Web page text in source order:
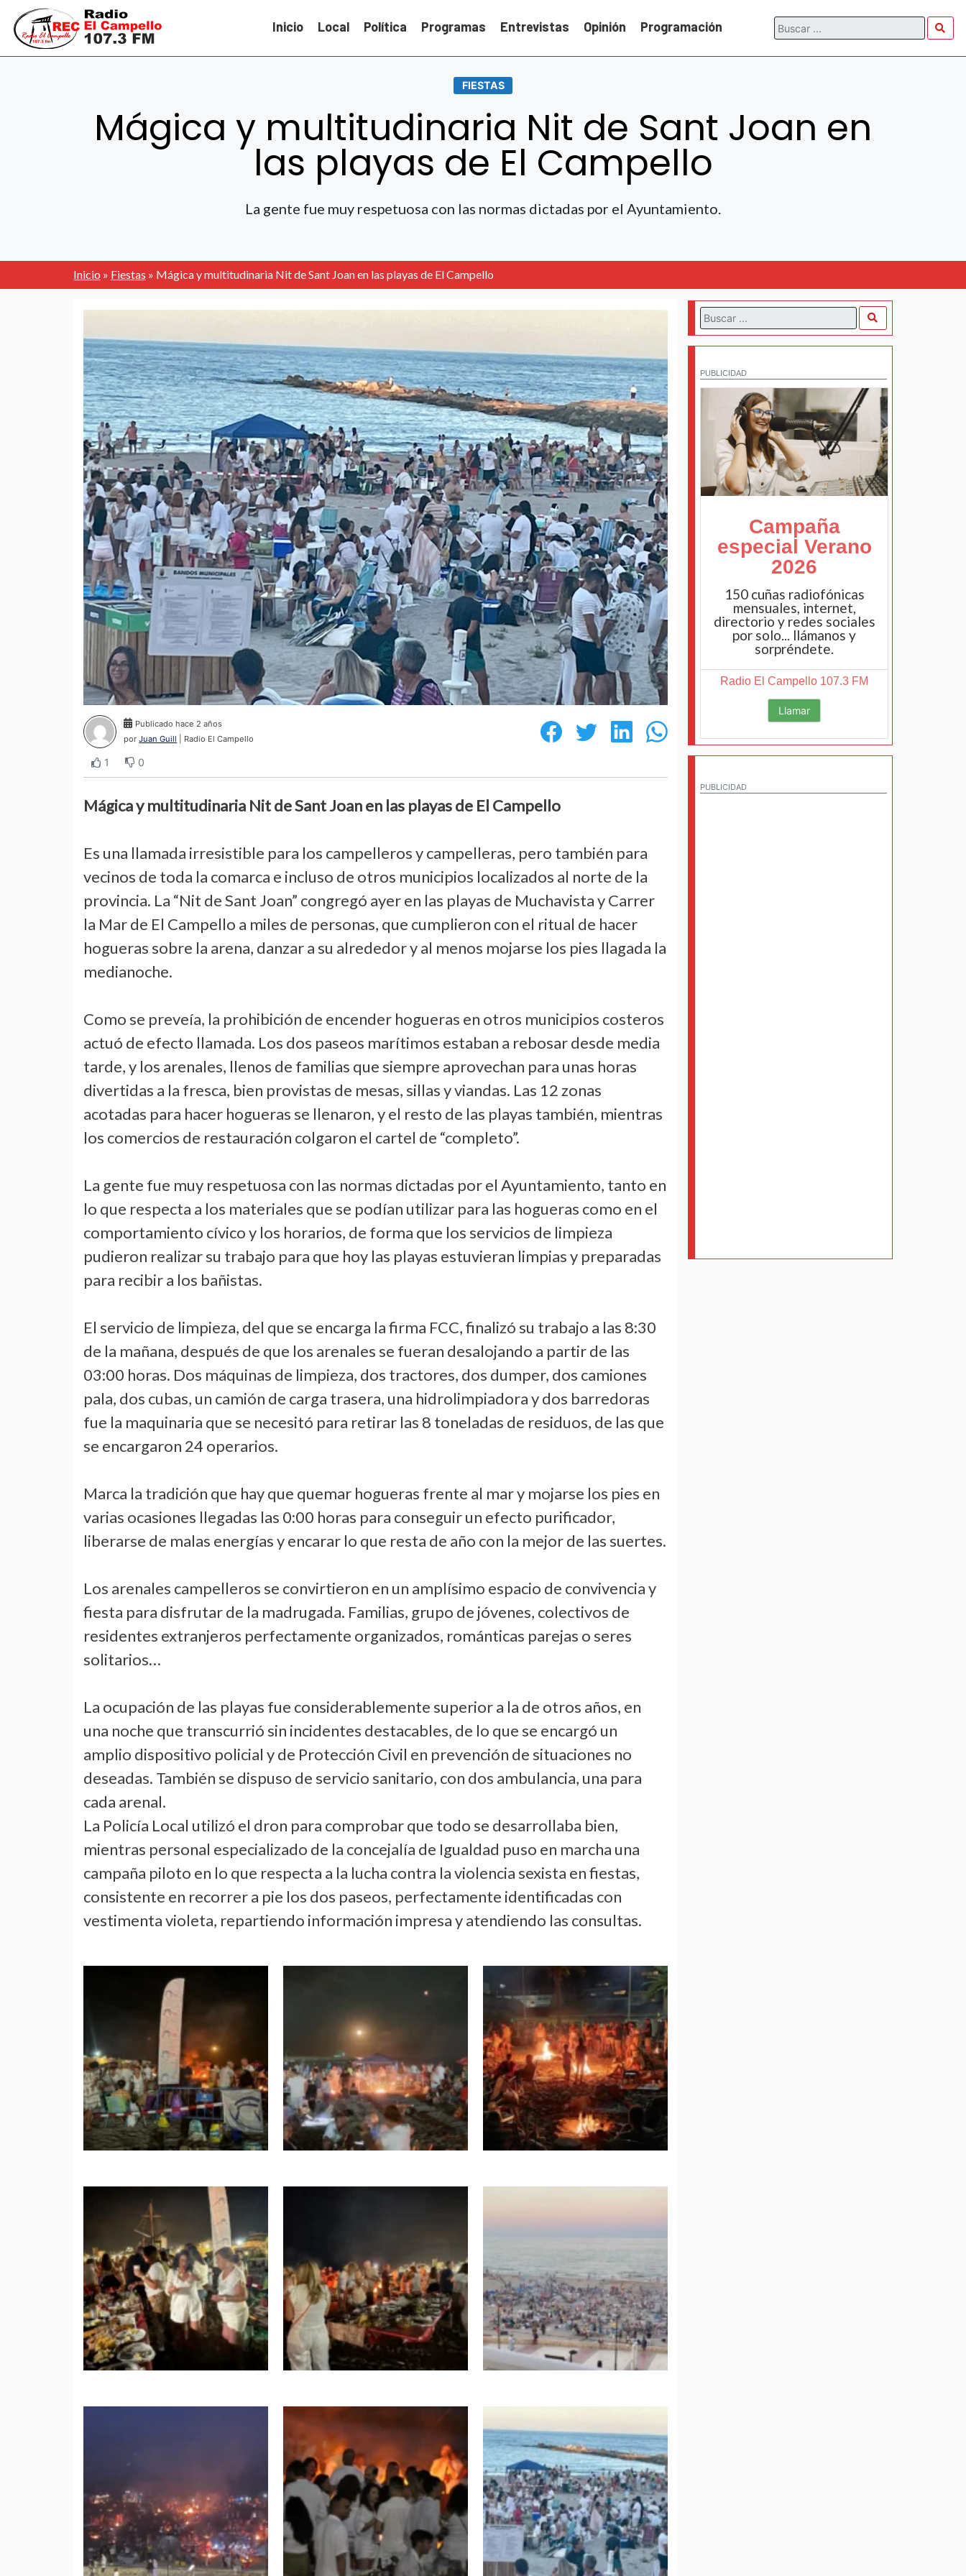
Inicio Local Política Programas Entrevistas Opinión Programación
FIESTAS
Mágica y multitudinaria Nit de Sant Joan en
las playas de El Campello
La gente fue muy respetuosa con las normas dictadas por el Ayuntamiento.
Inicio » Fiestas » Mágica y multitudinaria Nit de Sant Joan en las playas de El Campello
Publicado hace 2 años
porJuan Guill | Radio El Campello
1 0
Mágica y multitudinaria Nit de Sant Joan en las playas de El Campello
Es una llamada irresistible para los campelleros y campelleras, pero también para
vecinos de toda la comarca e incluso de otros municipios localizados al norte de la
provincia. La “Nit de Sant Joan” congregó ayer en las playas de Muchavista y Carrer
la Mar de El Campello a miles de personas, que cumplieron con el ritual de hacer
hogueras sobre la arena, danzar a su alrededor y al menos mojarse los pies llagada la
medianoche.
Como se preveía, la prohibición de encender hogueras en otros municipios costeros
actuó de efecto llamada. Los dos paseos marítimos estaban a rebosar desde media
tarde, y los arenales, llenos de familias que siempre aprovechan para unas horas
divertidas a la fresca, bien provistas de mesas, sillas y viandas. Las 12 zonas
acotadas para hacer hogueras se llenaron, y el resto de las playas también, mientras
los comercios de restauración colgaron el cartel de “completo”.
La gente fue muy respetuosa con las normas dictadas por el Ayuntamiento, tanto en
lo que respecta a los materiales que se podían utilizar para las hogueras como en el
comportamiento cívico y los horarios, de forma que los servicios de limpieza
pudieron realizar su trabajo para que hoy las playas estuvieran limpias y preparadas
para recibir a los bañistas.
El servicio de limpieza, del que se encarga la firma FCC, finalizó su trabajo a las 8:30
de la mañana, después de que los arenales se fueran desalojando a partir de las
03:00 horas. Dos máquinas de limpieza, dos tractores, dos dumper, dos camiones
pala, dos cubas, un camión de carga trasera, una hidrolimpiadora y dos barredoras
fue la maquinaria que se necesitó para retirar las 8 toneladas de residuos, de las que
se encargaron 24 operarios.
Marca la tradición que hay que quemar hogueras frente al mar y mojarse los pies en
varias ocasiones llegadas las 0:00 horas para conseguir un efecto purificador,
liberarse de malas energías y encarar lo que resta de año con la mejor de las suertes.
Los arenales campelleros se convirtieron en un amplísimo espacio de convivencia y
fiesta para disfrutar de la madrugada. Familias, grupo de jóvenes, colectivos de
residentes extranjeros perfectamente organizados, románticas parejas o seres
solitarios…
La ocupación de las playas fue considerablemente superior a la de otros años, en
una noche que transcurrió sin incidentes destacables, de lo que se encargó un
amplio dispositivo policial y de Protección Civil en prevención de situaciones no
deseadas. También se dispuso de servicio sanitario, con dos ambulancia, una para
cada arenal.
La Policía Local utilizó el dron para comprobar que todo se desarrollaba bien,
mientras personal especializado de la concejalía de Igualdad puso en marcha una
campaña piloto en lo que respecta a la lucha contra la violencia sexista en fiestas,
consistente en recorrer a pie los dos paseos, perfectamente identificadas con
vestimenta violeta, repartiendo información impresa y atendiendo las consultas.
PUBLICIDAD
Campaña
especial Verano
2026
150 cuñas radiofónicas
mensuales, internet,
directorio y redes sociales
por solo... llámanos y
sorpréndete.
Radio El Campello 107.3 FM
Llamar
PUBLICIDAD